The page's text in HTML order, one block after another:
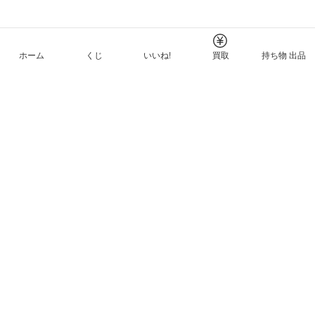
ホーム くじ いいね! 買取 持ち物 出品